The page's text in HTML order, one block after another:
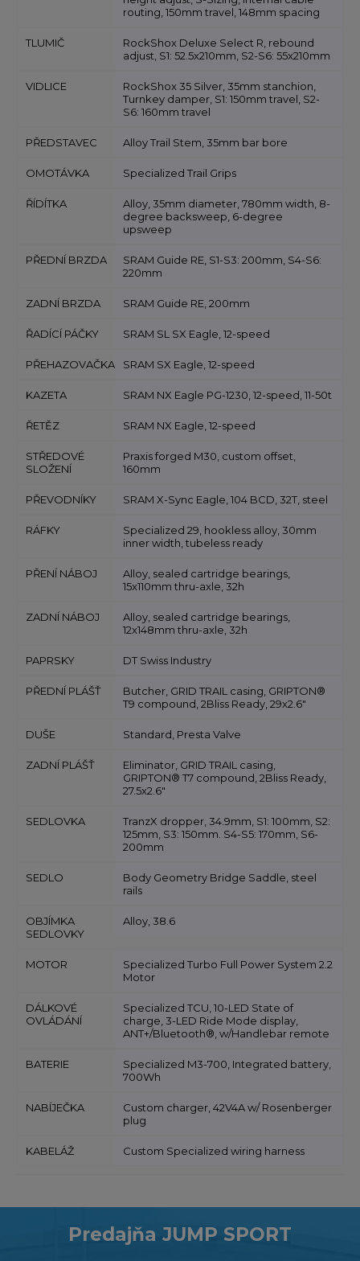
routing, 150mm travel, 148mm spacing
TLUMIČ
RockShox Deluxe Select R, rebound
adjust, S1: 52.5x210mm, S2-S6: 55x210mm
VIDLICE
RockShox 35 Silver, 35mm stanchion,
Turnkey damper, S1: 150mm travel, S2-
S6: 160mm travel
PŘEDSTAVEC Alloy Trail Stem, 35mm bar bore
OMOTÁVKA Specialized Trail Grips
ŘÍDÍTKA
Alloy, 35mm diameter, 780mm width, 8-
degree backsweep, 6-degree
upsweep
PŘEDNÍ BRZDA
SRAM Guide RE, S1-S3: 200mm, S4-S6:
220mm
ZADNÍ BRZDA SRAM Guide RE, 200mm
ŘADÍCÍ PÁČKY SRAM SL SX Eagle, 12-speed
PŘEHAZOVAČKA SRAM SX Eagle, 12-speed
KAZETA SRAM NX Eagle PG-1230, 12-speed, 11-50t
ŘETĚZ SRAM NX Eagle, 12-speed
STŘEDOVÉ
SLOŽENÍ
Praxis forged M30, custom offset,
160mm
PŘEVODNÍKY SRAM X-Sync Eagle, 104 BCD, 32T, steel
RÁFKY
Specialized 29, hookless alloy, 30mm
inner width, tubeless ready
PŘENÍ NÁBOJ
Alloy, sealed cartridge bearings,
15x110mm thru-axle, 32h
ZADNÍ NÁBOJ
Alloy, sealed cartridge bearings,
12x148mm thru-axle, 32h
PAPRSKY DT Swiss Industry
PŘEDNÍ PLÁŠŤ
Butcher, GRID TRAIL casing, GRIPTON®
T9 compound, 2Bliss Ready, 29x2.6"
DUŠE Standard, Presta Valve
ZADNÍ PLÁŠŤ
Eliminator, GRID TRAIL casing,
GRIPTON® T7 compound, 2Bliss Ready,
27.5x2.6"
SEDLOVKA
TranzX dropper, 34.9mm, S1: 100mm, S2:
125mm, S3: 150mm. S4-S5: 170mm, S6-
200mm
SEDLO
Body Geometry Bridge Saddle, steel
rails
OBJÍMKA
SEDLOVKY
Alloy, 38.6
MOTOR
Specialized Turbo Full Power System 2.2
Motor
DÁLKOVÉ
OVLÁDÁNÍ
Specialized TCU, 10-LED State of
charge, 3-LED Ride Mode display,
ANT+/Bluetooth®, w/Handlebar remote
BATERIE
Specialized M3-700, Integrated battery,
700Wh
NABÍJEČKA
Custom charger, 42V4A w/ Rosenberger
plug
KABELÁŽ Custom Specialized wiring harness
Predajňa JUMP SPORT